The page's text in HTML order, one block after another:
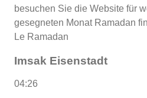
besuchen Sie die Website für
gesegneten Monat Ramadan
Le Ramadan
Imsak Eisenstadt
04:26